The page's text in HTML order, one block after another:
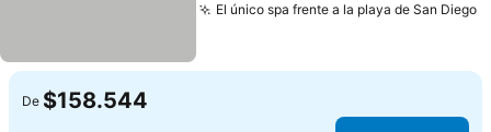
El único spa frente a la playa de San Diego
De $158.544